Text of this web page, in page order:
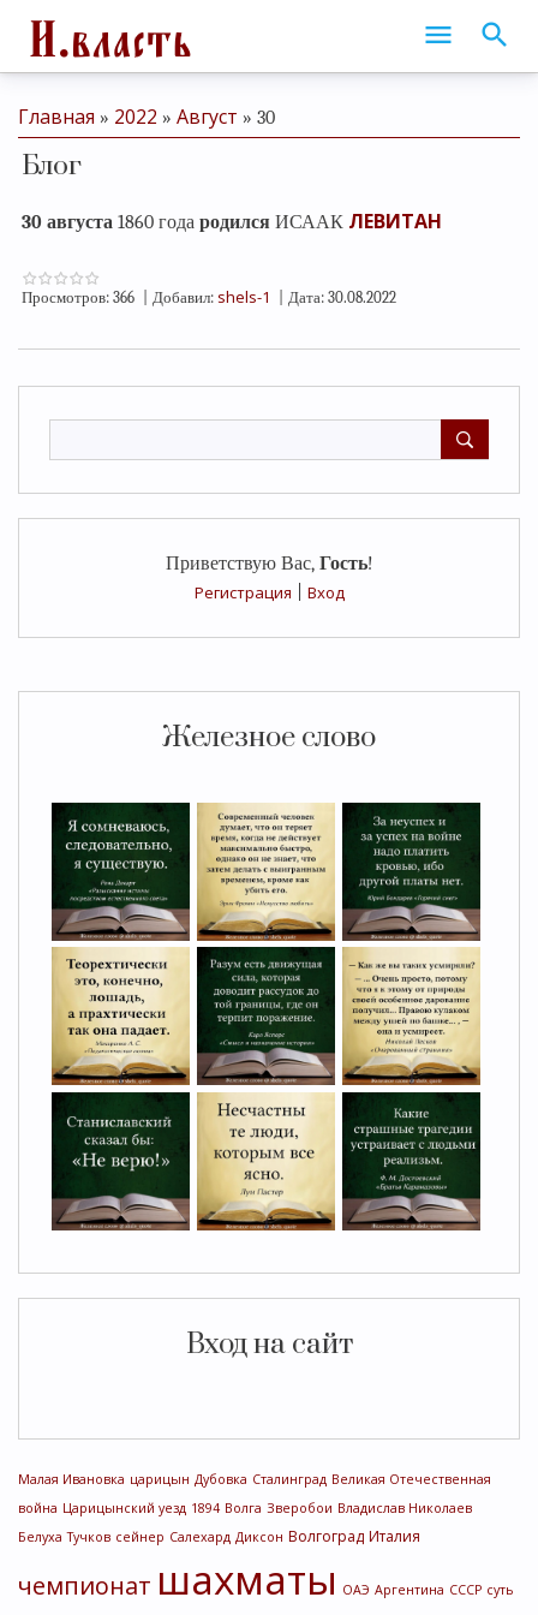
Приветствую Вас, Гость!
Регистрация
Вход
Железное слово
Вход на сайт
Малая Ивановка царицын Дубовка Сталинград Великая Отечественная
война Царицынский уезд 1894 Волга Зверобои Владислав Николаев
Белуха Тучков сейнер Салехард Диксон Волгоград Италия
чемпионат шахматы ОАЭ Аргентина СССР суть
Главная » 2022 » Август » 30
Блог
30 августа 1860 года родился ИСААК ЛЕВИТАН
Просмотров: 366 Добавил: shels-1 Дата: 30.08.2022